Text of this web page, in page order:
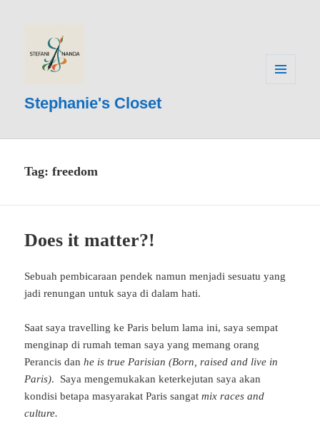
Stephanie's Closet
Tag:freedom
Does it matter?!
Sebuah pembicaraan pendek namun menjadi sesuatu yang
jadi renungan untuk saya di dalam hati.
Saat saya travelling ke Paris belum lama ini, saya sempat
menginap di rumah teman saya yang memang orang
Perancis danhe is true Parisian (Born, raised and live in
Paris). Saya mengemukakan keterkejutan saya akan
kondisi betapa masyarakat Paris sangatmix races and
culture.